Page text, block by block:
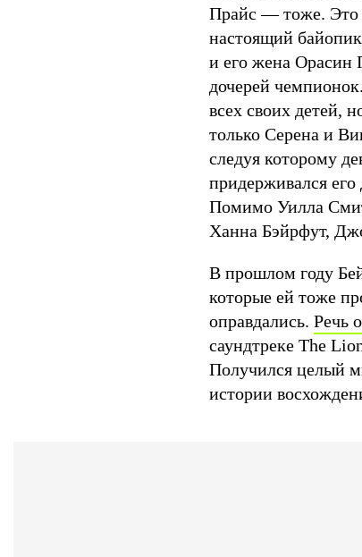
Прайс — тоже. Это
настоящий
и его жена Орасин
дочерей
всех своих детей,
только Серена и
следуя которому
придерживался его
Помимо Уилла
Ханна Бэйрфут,
В прошлом году
которые ей тоже
оправдались. Речь
саундтреке The
Получился целый
истории